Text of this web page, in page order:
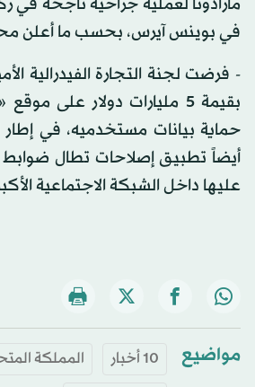
مارادونا لعملية جراحية ناجحة في
في بوينس آيرس، بحسب ما أعلن
- فرضت لجنة التجارة الفيدرالية
بقيمة 5 مليارات دولار على
حماية بيانات مستخدميه، في
أيضاً تطبيق إصلاحات تطال ضوابط
عليها داخل الشبكة الاجتماعية
مواضيع 10 أخبار
المملكة